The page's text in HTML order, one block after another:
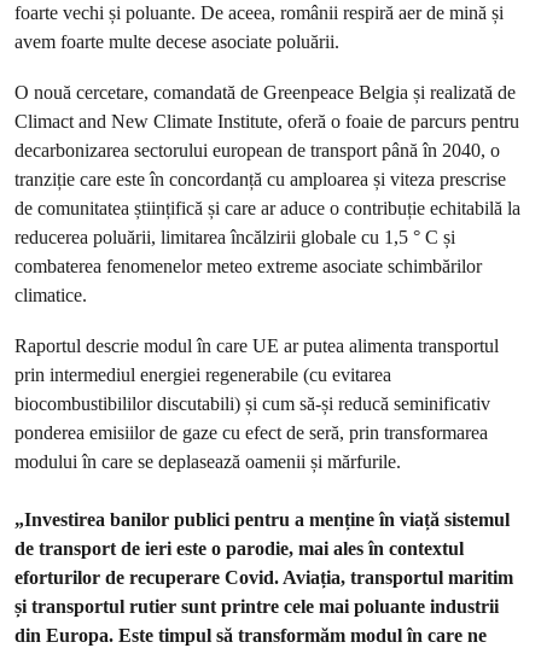
foarte vechi și poluante. De aceea, românii respiră aer de mină și
avem foarte multe decese asociate poluării.
O nouă cercetare, comandată de Greenpeace Belgia și realizată de
Climact and New Climate Institute, oferă o foaie de parcurs pentru
decarbonizarea sectorului european de transport până în 2040, o
tranziție care este în concordanță cu amploarea și viteza prescrise
de comunitatea științifică și care ar aduce o contribuție echitabilă la
reducerea poluării, limitarea încălzirii globale cu 1,5 ° C și
combaterea fenomenelor meteo extreme asociate schimbărilor
climatice.
Raportul descrie modul în care UE ar putea alimenta transportul
prin intermediul energiei regenerabile (cu evitarea
biocombustibililor discutabili) și cum să-și reducă seminificativ
ponderea emisiilor de gaze cu efect de seră, prin transformarea
modului în care se deplasează oamenii și mărfurile.
„Investirea banilor publici pentru a menține în viață sistemul
de transport de ieri este o parodie, mai ales în contextul
eforturilor de recuperare Covid. Aviația, transportul maritim
și transportul rutier sunt printre cele mai poluante industrii
din Europa. Este timpul să transformăm modul în care ne